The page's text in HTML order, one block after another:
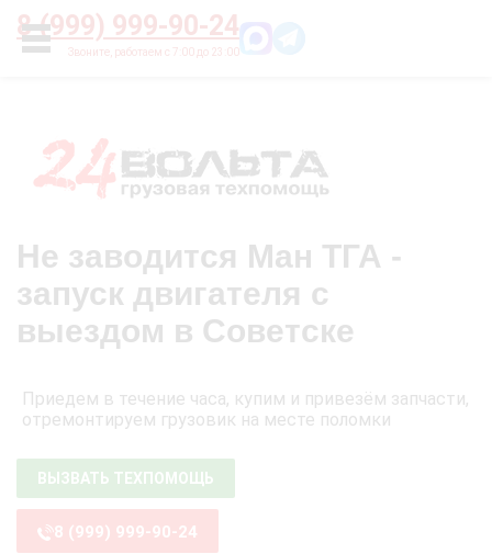
8 (999) 999-90-24
УСЛУГИ
Главная О нас Цены
Не заводится Ман ТГА -
запуск двигателя с
выездом в Советске
Приедем в течение часа, купим и привезём запчасти,
отремонтируем грузовик на месте поломки
ВЫЗВАТЬ ТЕХПОМОЩЬ
8 (999) 999-90-24